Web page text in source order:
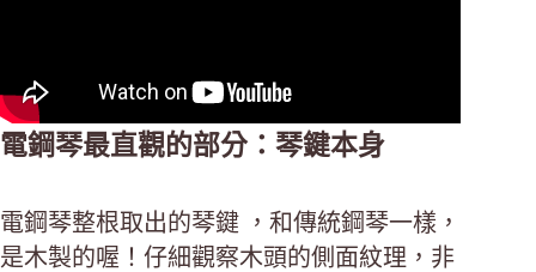
電鋼琴最直觀的部分：琴鍵本身
電鋼琴整根取出的琴鍵 ，和傳統鋼琴一樣，
是木製的喔！仔細觀察木頭的側面紋理，非